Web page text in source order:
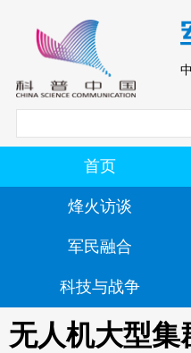
首页
烽火访谈
军民融合
科技与战争
无人机大型集